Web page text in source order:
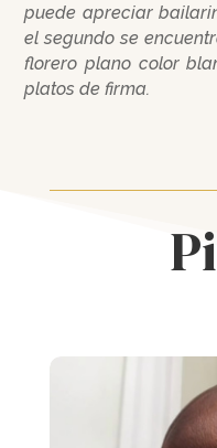
puede apreciar
el segundo se
florero plano color
platos de firma.